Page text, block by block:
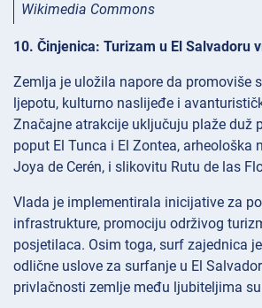
Wikimedia Commons
10. Činjenica: Turizam u El Salvadoru
Zemlja je uložila napore da promoviše
ljepotu, kulturno naslijeđe i
Značajne atrakcije uključuju plaže duž
poput El Tunca i El Zontea, arheološka
Joya de Cerén, i slikovitu Rutu de las
Vlada je implementirala inicijative za
infrastrukture, promociju održivog
posjetilaca. Osim toga, surf zajednica
odlične uslove za surfanje u El
privlačnosti zemlje među ljubiteljima